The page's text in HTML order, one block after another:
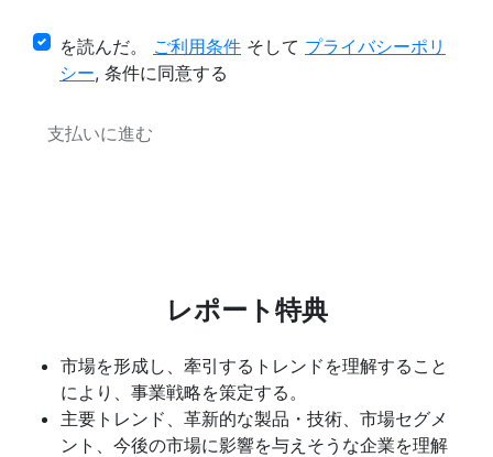
を読んだ。 ご利用条件 そして プライバシーポリ
シー, 条件に同意する
支払いに進む
レポート特典
市場を形成し、牽引するトレンドを理解すること
により、事業戦略を策定する。
主要トレンド、革新的な製品・技術、市場セグメ
ント、今後の市場に影響を与えそうな企業を理解